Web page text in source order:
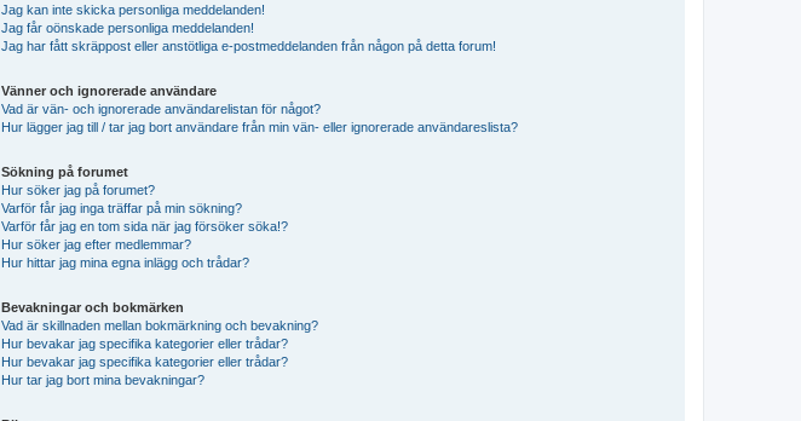
Jag kan inte skicka personliga meddelanden!
Jag får oönskade personliga meddelanden!
Jag har fått skräppost eller anstötliga e-postmeddelanden från någon på detta forum!
Vänner och ignorerade användare
Vad är vän- och ignorerade användarelistan för något?
Hur lägger jag till / tar jag bort användare från min vän- eller ignorerade användareslista?
Sökning på forumet
Hur söker jag på forumet?
Varför får jag inga träffar på min sökning?
Varför får jag en tom sida när jag försöker söka!?
Hur söker jag efter medlemmar?
Hur hittar jag mina egna inlägg och trådar?
Bevakningar och bokmärken
Vad är skillnaden mellan bokmärkning och bevakning?
Hur bevakar jag specifika kategorier eller trådar?
Hur bevakar jag specifika kategorier eller trådar?
Hur tar jag bort mina bevakningar?